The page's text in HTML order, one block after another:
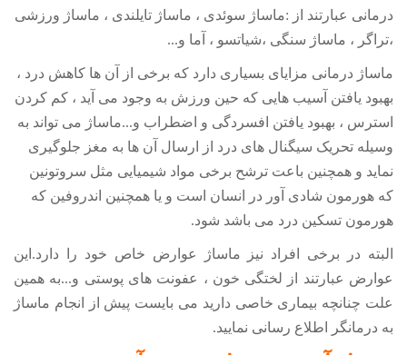
درمانی عبارتند از :ماساژ سوئدی ، ماساژ تایلندی ، ماساژ ورزشی
،تراگر ، ماساژ سنگی ،شیاتسو ، آما و...
ماساژ درمانی مزایای بسیاری دارد که برخی از آن ها کاهش درد ،
بهبود یافتن آسیب هایی که حین ورزش به وجود می آید ، کم کردن
استرس ، بهبود یافتن افسردگی و اضطراب و...ماساژ می تواند به
وسیله تحریک سیگنال های درد از ارسال آن ها به مغز جلوگیری
نماید و همچنین باعت ترشح برخی مواد شیمیایی مثل سروتونین
که هورمون شادی آور در انسان است و یا همچنین اندروفین که
هورمون تسکین درد می باشد شود.
البته در برخی افراد نیز ماساژ عوارض خاص خود را دارد.این
عوارض عبارتند از لختگی خون ، عفونت های پوستی و...به همین
علت چنانچه بیماری خاصی دارید می بایست پیش از انجام ماساژ
به درمانگر اطلاع رسانی نمایید.